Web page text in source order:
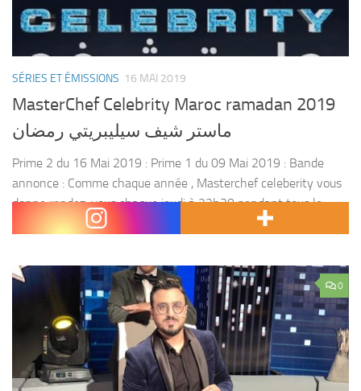
SÉRIES ET ÉMISSIONS 16 MAI 2019
MasterChef Celebrity Maroc ramadan 2019
ماستر شيف سيليبريتي رمضان
Prime 2 du 16 Mai 2019 : Prime 1 du 09 Mai 2019 : Bande
annonce : Comme chaque année , Masterchef celeberity vous
donne rendez-vous chaque jeudi à 22h30 pendant tous le
0